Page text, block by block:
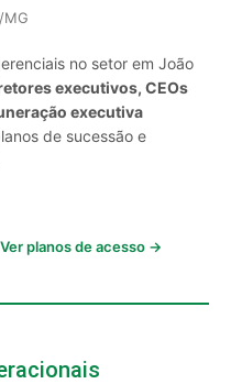
no setor em João
executivos, CEOs
executiva
de sucessão e
Ver planos de acesso →